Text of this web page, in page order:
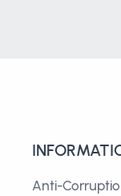
Anti-